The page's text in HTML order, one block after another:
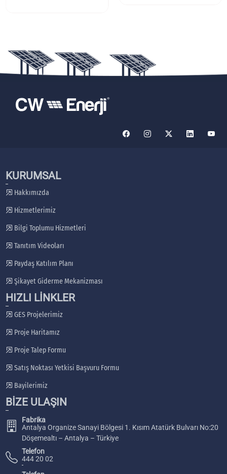
KURUMSAL
Hakkımızda
Hizmetlerimiz
Bilgi Toplumu Hizmetleri
Tanıtım Videoları
Paydaş Katılım Planı
Şikayet Giderme Mekanizması
HIZLI LİNKLER
GES Projelerimiz
Proje Haritamız
Proje Talep Formu
Satış Noktası Yetkisi Başvuru Formu
Bayilerimiz
BİZE ULAŞIN
Fabrika
Antalya Organize Sanayi Bölgesi 1. Kısım Atatürk Bulvarı No:20
Döşemealtı – Antalya – Türkiye
Telefon
444 20 02